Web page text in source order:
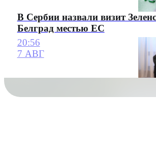
В Сербии назвали визит
Белград местью ЕС
20:56
7 АВГ